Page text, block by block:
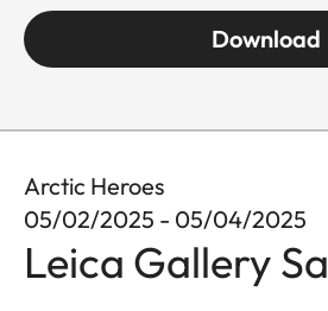
Download
Arctic Heroes
05/02/2025 - 05/04/2025
Leica Gallery